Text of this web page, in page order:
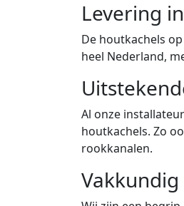
Levering
De houtkachels
heel Nederland,
Al onze
houtkachels. Zo
rookkanalen.